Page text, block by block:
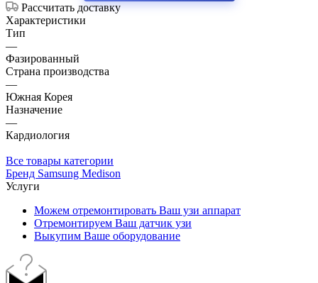
Рассчитать доставку
Характеристики
Тип
—
Фазированный
Страна производства
—
Южная Корея
Назначение
—
Кардиология
Все товары категории
Бренд Samsung Medison
Услуги
Можем отремонтировать Ваш узи аппарат
Отремонтируем Ваш датчик узи
Выкупим Ваше оборудование